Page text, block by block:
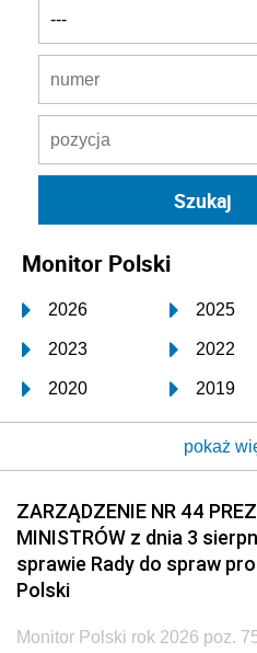
Monitor Polski
2026 2025
2023 2022
2020 2019
2017 2016
2014 2013
2011 2010
2008 2007
2005
pokaż
ZARZĄDZENIE NR 44
MINISTRÓW z dnia 3
sprawie Rady do spraw
Polski
Monitor Polski rok 2026 poz.